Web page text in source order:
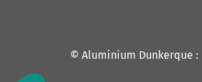
© Aluminium Dunkerque :